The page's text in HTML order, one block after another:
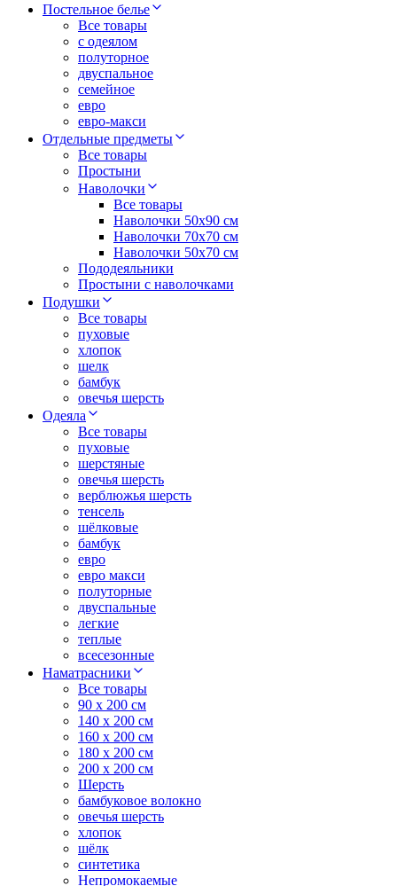
Постельное белье
Все товары
с одеялом
полуторное
двуспальное
семейное
евро
евро-макси
Отдельные предметы
Все товары
Простыни
Наволочки
Все товары
Наволочки 50x90 см
Наволочки 70x70 cм
Наволочки 50х70 см
Пододеяльники
Простыни с наволочками
Подушки
Все товары
пуховые
хлопок
шелк
бамбук
овечья шерсть
Одеяла
Все товары
пуховые
шерстяные
овечья шерсть
верблюжья шерсть
тенсель
шёлковые
бамбук
евро
евро макси
полуторные
двуспальные
легкие
теплые
всесезонные
Наматрасники
Все товары
90 x 200 см
140 x 200 см
160 x 200 см
180 x 200 см
200 x 200 см
Шерсть
бамбуковое волокно
овечья шерсть
хлопок
шёлк
синтетика
Непромокаемые